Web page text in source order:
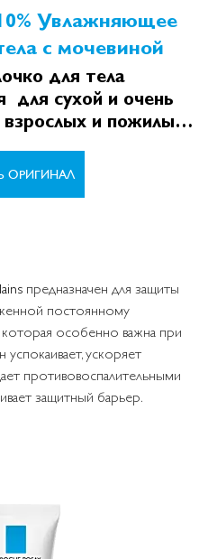
Увлажняющее
с мочевиной
для тела
для сухой и очень
и пожилых
ОРИГИНАЛ
предназначен для защиты
постоянному
особенно важна при
ускоряет
противовоспалительными
защитный барьер.